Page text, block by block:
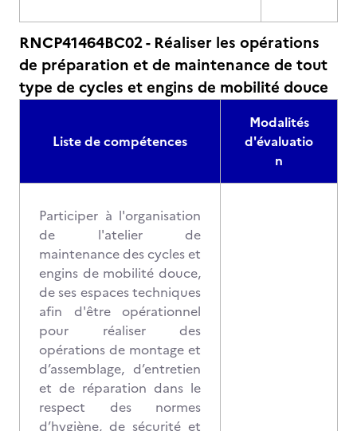
RNCP41464BC02 - Réaliser les opérations
de préparation et de maintenance de tout
type de cycles et engins de mobilité douce
Liste de compétences
Modalités
d'évaluatio
n
Participer à l'organisation
de l'atelier de
maintenance des cycles et
engins de mobilité douce,
de ses espaces techniques
afin d'être opérationnel
pour réaliser des
opérations de montage et
d’assemblage, d’entretien
et de réparation dans le
respect des normes
d’hygiène, de sécurité et